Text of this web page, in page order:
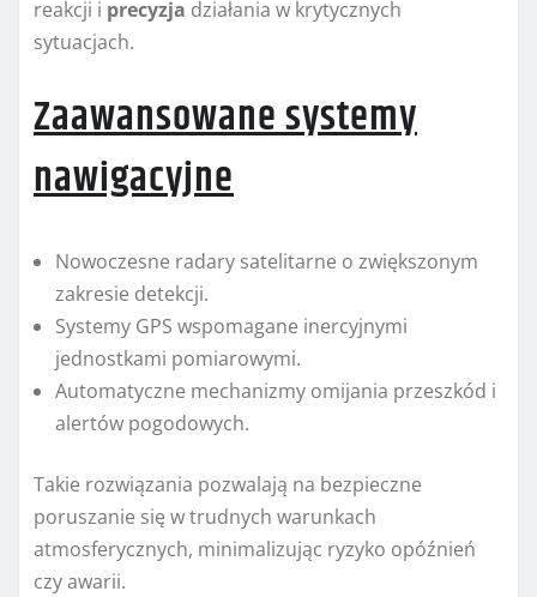
reakcji i precyzja działania w krytycznych
sytuacjach.
Zaawansowane systemy
nawigacyjne
Nowoczesne radary satelitarne o zwiększonym
zakresie detekcji.
Systemy GPS wspomagane inercyjnymi
jednostkami pomiarowymi.
Automatyczne mechanizmy omijania przeszkód i
alertów pogodowych.
Takie rozwiązania pozwalają na bezpieczne
poruszanie się w trudnych warunkach
atmosferycznych, minimalizując ryzyko opóźnień
czy awarii.